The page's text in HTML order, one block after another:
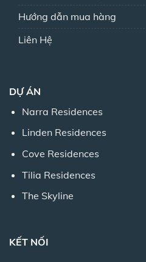
Hướng dẫn mua hàng
Liên Hệ
DỰ ÁN
Narra Residences
Linden Residences
Cove Residences
Tilia Residences
The Skyline
KẾT NỐI